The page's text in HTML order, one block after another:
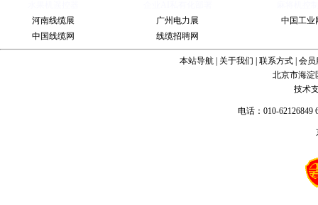
spiral
bevel gear
河南线缆展
广州电力展
中国工业
中国线缆网
线缆招聘网
本站导航 关于我们 联系方式 会员
北京市海淀
技术
电话：010-62126849